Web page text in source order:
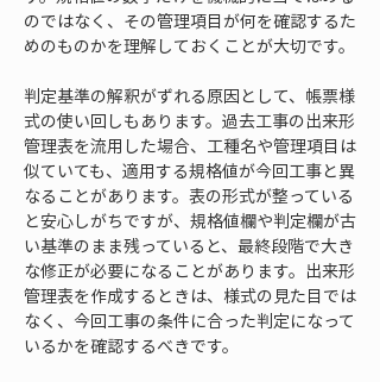
のではなく、その管理項目が何を確認するた
めのものかを理解しておくことが大切です。
判定基準の解釈がずれる原因として、帳票様
式の使い回しもあります。過去工事の出来形
管理表を流用した場合、工種名や管理項目は
似ていても、適用する規格値が今回工事と異
なることがあります。表の形式が整っている
と安心しがちですが、規格値欄や判定欄が古
い基準のまま残っていると、最終段階で大き
な修正が必要になることがあります。出来形
管理表を作成するときは、様式の見た目では
なく、今回工事の条件に合った判定になって
いるかを確認するべきです。